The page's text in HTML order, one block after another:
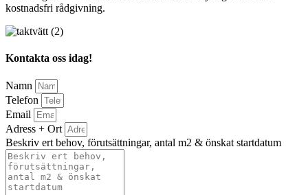
kostnadsfri rådgivning.
Kontakta oss idag!
Namn
Telefon
Email
Adress + Ort
Beskriv ert behov, förutsättningar, antal m2 & önskat startdatum